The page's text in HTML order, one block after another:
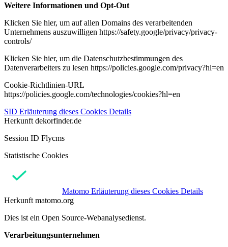
Weitere Informationen und Opt-Out
Klicken Sie hier, um auf allen Domains des verarbeitenden
Unternehmens auszuwilligen https://safety.google/privacy/privacy-
controls/
Klicken Sie hier, um die Datenschutzbestimmungen des
Datenverarbeiters zu lesen https://policies.google.com/privacy?hl=en
Cookie-Richtlinien-URL
https://policies.google.com/technologies/cookies?hl=en
SID Erläuterung dieses Cookies Details
Herkunft dekorfinder.de
Session ID Flycms
Statistische Cookies
Matomo Erläuterung dieses Cookies Details
Herkunft matomo.org
Dies ist ein Open Source-Webanalysedienst.
Verarbeitungsunternehmen